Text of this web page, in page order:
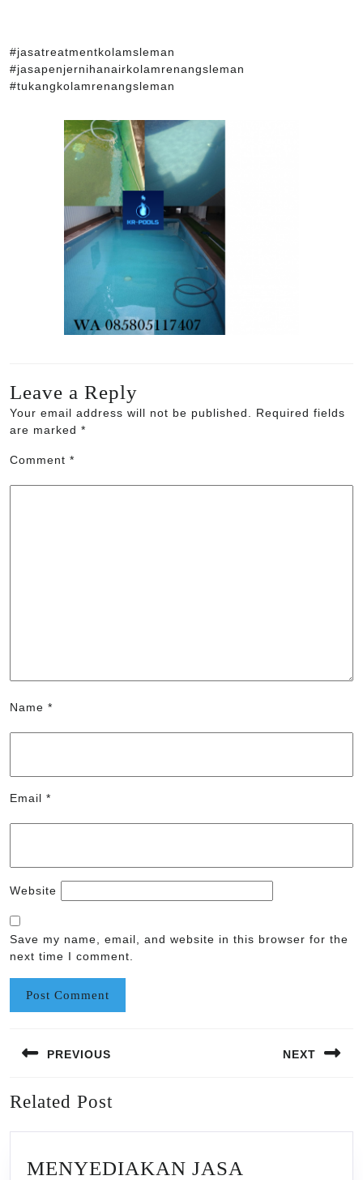
#jasatreatmentkolamsleman
#jasapenjernihanairkolamrenangsleman
#tukangkolamrenangsleman
Leave a Reply
Your email address will not be published.
Required fields
are marked *
Comment *
Name *
Email *
Website
Save my name, email, and website in this browser for the
next time I comment.
navigation
PREVIOUS
post:
NEXT
Related Post
MENYEDIAKAN JASA